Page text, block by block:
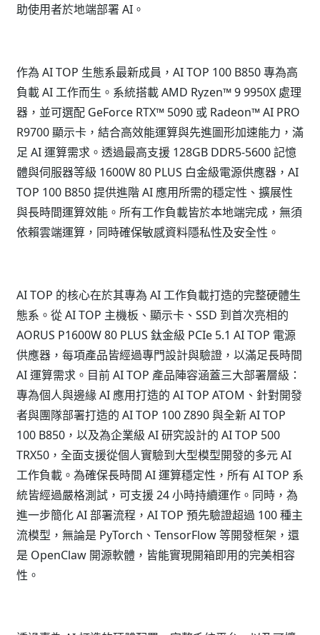
助使用者於地端部署 AI。
作為 AI TOP 生態系最新成員，AI TOP 100 B850 專為高
負載 AI 工作而生。系統搭載 AMD Ryzen™ 9 9950X 處理
器，並可選配 GeForce RTX™ 5090 或 Radeon™ AI PRO
R9700 顯示卡，結合高效能運算與先進圖形加速能力，滿
足 AI 運算需求。透過最高支援 128GB DDR5-5600 記憶
體與伺服器等級 1600W 80 PLUS 白金級電源供應器，AI
TOP 100 B850 提供進階 AI 應用所需的穩定性、擴展性
與長時間運算效能。所有工作負載皆於本地端完成，無須
依賴雲端運算，同時確保敏感資料隱私性及安全性。
AI TOP 的核心在於其專為 AI 工作負載打造的完整硬體生
態系。從 AI TOP 主機板、顯示卡、SSD 到首次亮相的
AORUS P1600W 80 PLUS 鈦金級 PCIe 5.1 AI TOP 電源
供應器，每項產品皆經過專門設計與驗證，以滿足長時間
AI 運算需求。目前 AI TOP 產品陣容涵蓋三大部署層級：
專為個人與邊緣 AI 應用打造的 AI TOP ATOM、針對開發
者與團隊部署打造的 AI TOP 100 Z890 與全新 AI TOP
100 B850，以及為企業級 AI 研究設計的 AI TOP 500
TRX50，全面支援從個人實驗到大型模型開發的多元 AI
工作負載。為確保長時間 AI 運算穩定性，所有 AI TOP 系
統皆經過嚴格測試，可支援 24 小時持續運作。同時，為
進一步簡化 AI 部署流程，AI TOP 預先驗證超過 100 種主
流模型，無論是 PyTorch、TensorFlow 等開發框架，還
是 OpenClaw 開源軟體，皆能實現開箱即用的完美相容
性。